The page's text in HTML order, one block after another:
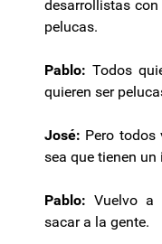
desarrollistas
pelucas.
Pablo: Todos
quieren ser
José: Pero
sea que tienen un
Pablo: Vuelvo a
sacar a la gente.